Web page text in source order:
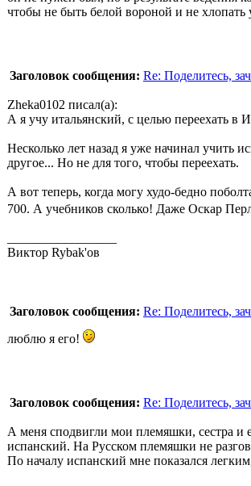
чтобы не быть белой вороной и не хлопать
Заголовок сообщения: Re: Поделитесь,
Zheka0102 писал(а):
А я учу итальянский, с целью переехать в
Несколько лет назад я уже начинал учить
другое... Но не для того, чтобы переехать.
А вот теперь, когда могу худо-бедно
700. А учебников сколько! Даже Оскар
Виктор Rybak'ов
Заголовок сообщения: Re: Поделитесь,
люблю я его!
Заголовок сообщения: Re: Поделитесь,
А меня сподвигли мои племяшки, сестра
испанский. На Русском племяшки не
По началу испанский мне показался